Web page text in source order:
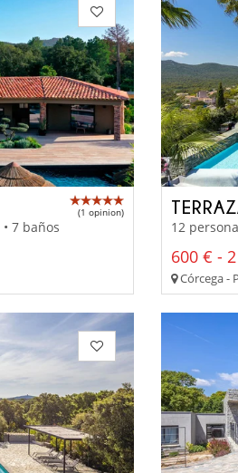
(1 opinion)
7 baños 12
600 € -
Córcega -